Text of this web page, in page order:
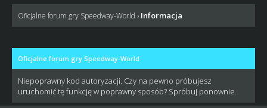
Oficjalne forum gry Speedway-World › Informacja
Oficjalne forum gry Speedway-World
Niepoprawny kod autoryzacji. Czy na pewno próbujesz
uruchomić tę funkcję w poprawny sposób? Spróbuj ponownie.